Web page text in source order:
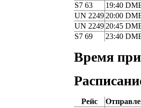
S7 63
19:40
UN 2249 20:00
UN 2249 20:45
S7 69
23:40
Время
Рейс